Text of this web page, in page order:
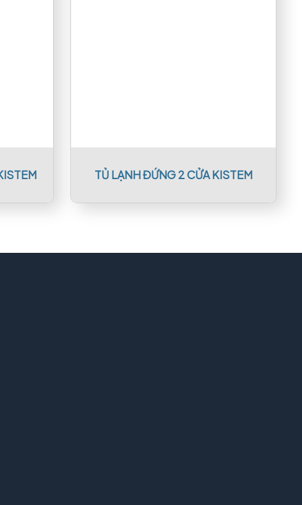
TỦ LẠNH ĐỨNG 2 CỬA KISTEM